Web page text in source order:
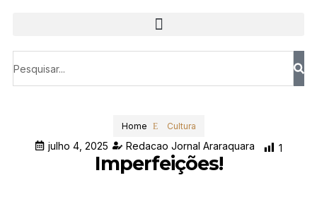
Home Cultura
julho 4, 2025 Redacao Jornal Araraquara 1
Imperfeições!